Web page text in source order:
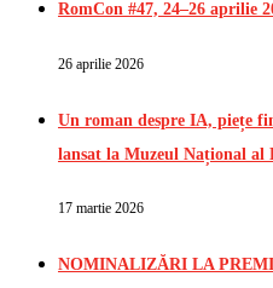
RomCon #47, 24–26 aprilie
26 aprilie 2026
Un roman despre IA, piețe
lansat la Muzeul Național
17 martie 2026
NOMINALIZĂRI LA